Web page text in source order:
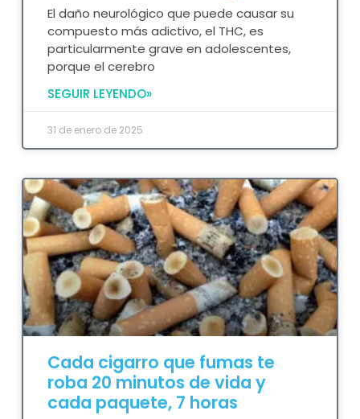
El daño neurológico que puede causar su
compuesto más adictivo, el THC, es
particularmente grave en adolescentes,
porque el cerebro
SEGUIR LEYENDO»
31 de enero de 2025
Cada cigarro que fumas te
roba 20 minutos de vida y
cada paquete, 7 horas